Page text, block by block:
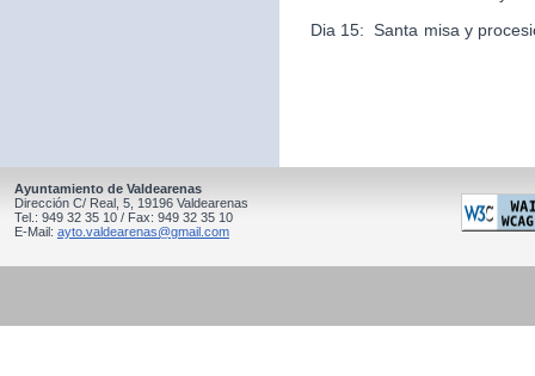
Dia 15: Santa misa y
Ayuntamiento de Valdearenas
Dirección C/ Real, 5, 19196 Valdearenas
Tel.: 949 32 35 10 / Fax: 949 32 35 10
E-Mail: ayto.valdearenas@gmail.com